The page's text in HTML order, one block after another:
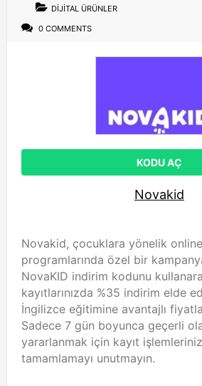
DIJITAL ÜRÜNLER
0 COMMENTS
KODU AÇ
Novakid
Novakid, çocuklara yönelik
programlarında özel bir
NovaKID indirim kodunu
kayıtlarınızda %35 indirim elde
İngilizce eğitimine avantajlı
Sadece 7 gün boyunca geçerli
yararlanmak için kayıt
tamamlamayı unutmayın.